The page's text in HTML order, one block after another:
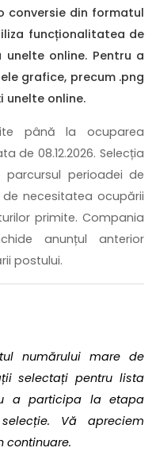
conversie din formatul
funcționalitatea de
online. Pentru a
grafice, precum .png
unelte online.
până la ocuparea
de 08.12.2026. Selecția
perioadei de
necesitatea ocupării
primite. Compania
anunțul anterior
postului.
numărului mare de
selectați pentru lista
a participa la etapa
Vă apreciem
continuare.